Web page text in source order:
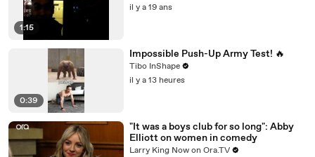
1:15
il y a 19 ans
0:39
Impossible Push-Up Army Test! 🔥
Tibo InShape
il y a 13 heures
"It was a boys club for so long": Abby
Elliott on women in comedy
Larry King Now on Ora.TV